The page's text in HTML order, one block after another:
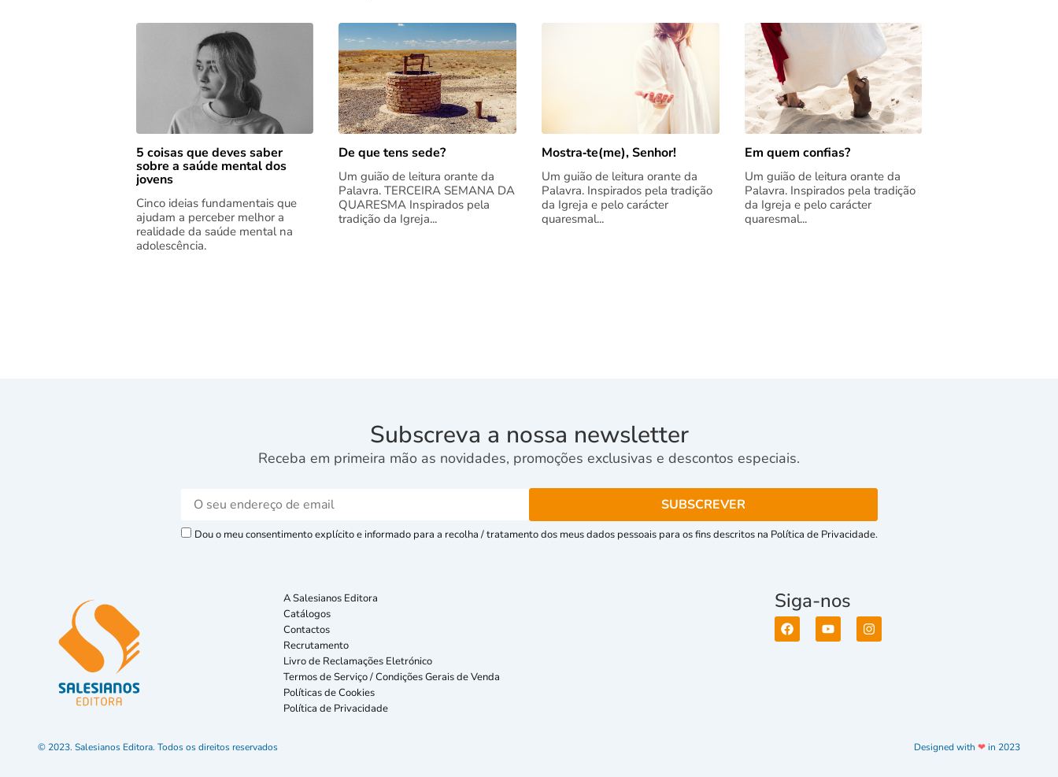
5 coisas que deves saber
sobre a saúde mental dos
jovens
Cinco ideias fundamentais que
ajudam a perceber melhor a
realidade da saúde mental na
adolescência.
De que tens sede?
Um guião de leitura orante da
Palavra. TERCEIRA SEMANA DA
QUARESMA Inspirados pela
tradição da Igreja...
Mostra‑te(me), Senhor!
Um guião de leitura orante da
Palavra. Inspirados pela tradição
da Igreja e pelo carácter
quaresmal...
Em quem confias?
Um guião de leitura orante da
Palavra. Inspirados pela tradição
da Igreja e pelo carácter
quaresmal...
Subscreva a nossa newsletter
Receba em primeira mão as novidades, promoções exclusivas e descontos especiais.
Dou o meu consentimento explícito e informado para a recolha / tratamento dos meus dados pessoais para os fins descritos na Política de Privacidade.
A Salesianos Editora
Catálogos
Contactos
Recrutamento
Livro de Reclamações Eletrónico
Termos de Serviço / Condições Gerais de Venda
Políticas de Cookies
Política de Privacidade
Siga-nos
© 2023. Salesianos Editora. Todos os direitos reservados Designed with ❤in 2023